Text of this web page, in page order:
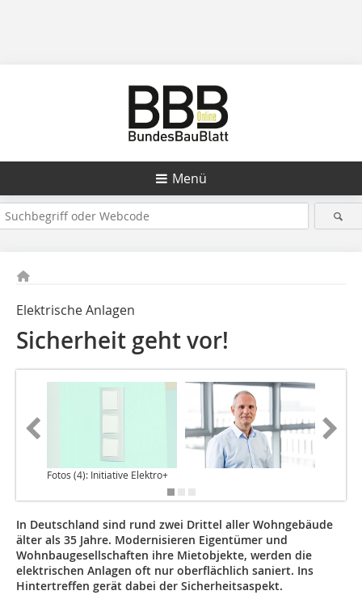
Menü
Elektrische Anlagen
Sicherheit geht vor!
Fotos (4): Initiative Elektro+
In Deutschland sind rund zwei Drittel aller Wohngebäude
älter als 35 Jahre. Modernisieren Eigentümer und
Wohnbaugesellschaften ihre Mietobjekte, werden die
elektrischen Anlagen oft nur oberflächlich saniert. Ins
Hintertreffen gerät dabei der Sicherheitsaspekt.